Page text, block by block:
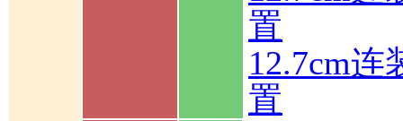
置
12.7cm
置